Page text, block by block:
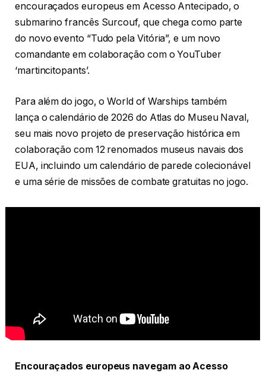
encouraçados europeus em Acesso Antecipado, o
submarino francês Surcouf, que chega como parte
do novo evento “Tudo pela Vitória”, e um novo
comandante em colaboração com o YouTuber
‘martincitopants’.
Para além do jogo, o World of Warships também
lança o calendário de 2026 do Atlas do Museu Naval,
seu mais novo projeto de preservação histórica em
colaboração com 12 renomados museus navais dos
EUA, incluindo um calendário de parede colecionável
e uma série de missões de combate gratuitas no jogo.
Encouraçados europeus navegam ao Acesso